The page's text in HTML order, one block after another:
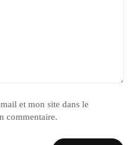
et mon site dans le
commentaire.